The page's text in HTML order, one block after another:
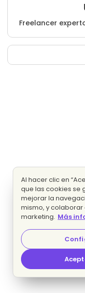
Freelancer
Al hacer clic en
que las cookies se
mejorar la
mismo, y
marketing. Más